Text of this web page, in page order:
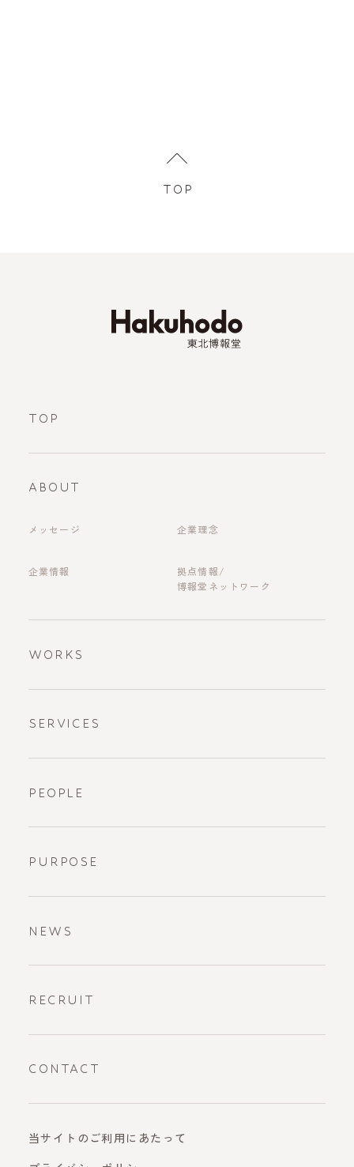
TOP
TOP
ABOUT
メッセージ 企業理念
企業情報
拠点情報/
博報堂ネットワーク
WORKS
SERVICES
PEOPLE
PURPOSE
NEWS
RECRUIT
CONTACT
当サイトのご利用にあたって